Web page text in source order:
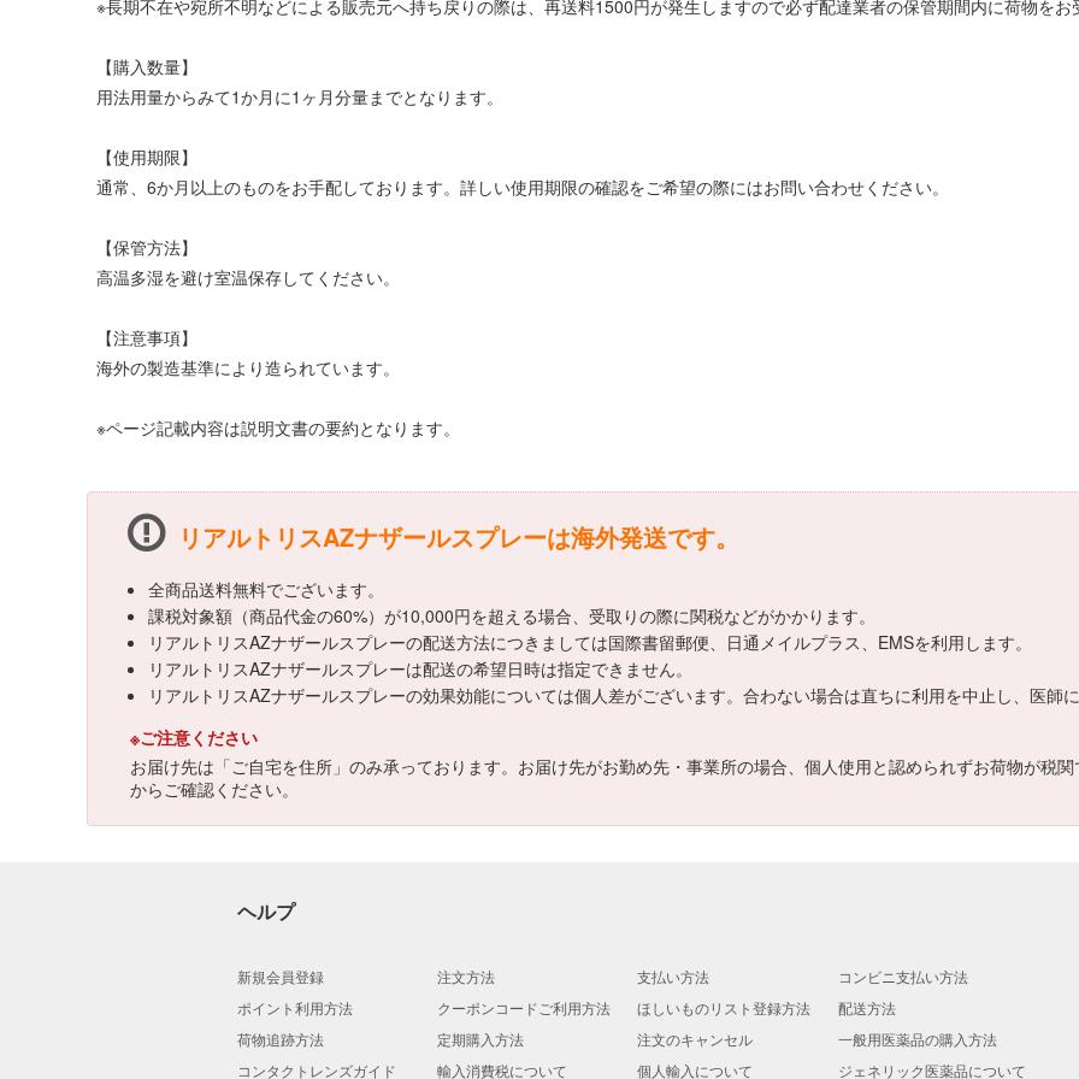
※長期不在や宛所不明などによる販売元へ持ち戻りの際は、再送料1500円が発生しますので必ず配達業者の保管期間内に荷物をお
【購入数量】
用法用量からみて1か月に1ヶ月分量までとなります。
【使用期限】
通常、6か月以上のものをお手配しております。詳しい使用期限の確認をご希望の際にはお問い合わせください。
【保管方法】
高温多湿を避け室温保存してください。
【注意事項】
海外の製造基準により造られています。
※ページ記載内容は説明文書の要約となります。
リアルトリスAZナザールスプレーは海外発送です。
全商品送料無料でございます。
課税対象額（商品代金の60%）が10,000円を超える場合、受取りの際に関税などがかかります。
リアルトリスAZナザールスプレーの配送方法につきましては国際書留郵便、日通メイルプラス、EMSを利用します。
リアルトリスAZナザールスプレーは配送の希望日時は指定できません。
リアルトリスAZナザールスプレーの効果効能については個人差がございます。合わない場合は直ちに利用を中止し、医師に
※ご注意ください
お届け先は「ご自宅を住所」のみ承っております。お届け先がお勤め先・事業所の場合、個人使用と認められずお荷物が税
からご確認ください。
ヘルプ
新規会員登録 注文方法 支払い方法
コンビニ支払い方法
ポイント利用方法
クーポンコードご利用方法 ほしいものリスト登録方法
配送方法
荷物追跡方法
定期購入方法 注文のキャンセル
一般用医薬品の購入方法
コンタクトレンズガイド
輸入消費税について 個人輸入について ジェネリック医薬品について